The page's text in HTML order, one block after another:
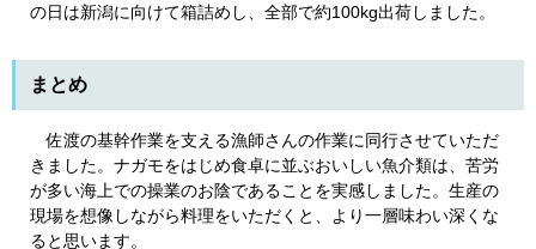
の日は新潟に向けて箱詰めし、全部で約100kg出荷しました。
まとめ
佐渡の基幹作業を支える漁師さんの作業に同行させていただ
きました。ナガモをはじめ食卓に並ぶおいしい魚介類は、苦労
が多い海上での操業のお陰であることを実感しました。生産の
現場を想像しながら料理をいただくと、より一層味わい深くな
ると思います。